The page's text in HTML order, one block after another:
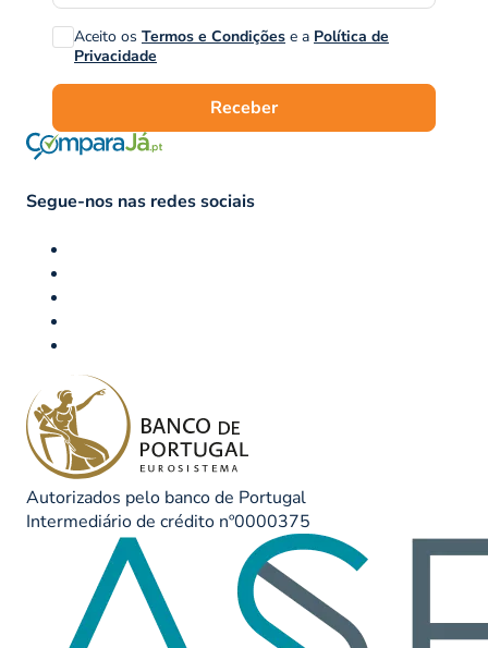
Aceito os Termos e Condições e a Política de
Privacidade
Receber
Segue-nos nas redes sociais
Autorizados pelo banco de Portugal
Intermediário de crédito nº0000375